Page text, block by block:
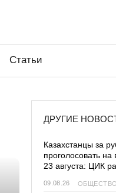
Статьи
ДРУГИЕ
Казахстанцы за
проголосовать
23 августа: ЦИК
09.08.26 ОБЩЕСТВО